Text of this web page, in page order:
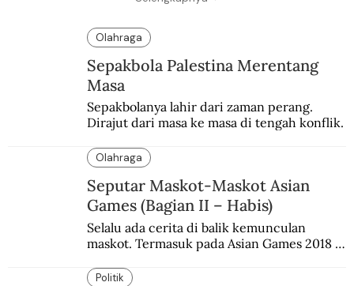
Olahraga
Sepakbola Palestina Merentang
Masa
Sepakbolanya lahir dari zaman perang.
Dirajut dari masa ke masa di tengah konflik.
Olahraga
Seputar Maskot-Maskot Asian
Games (Bagian II – Habis)
Selalu ada cerita di balik kemunculan
maskot. Termasuk pada Asian Games 2018
Politik